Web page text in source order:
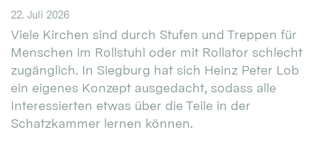
22. Juli 2026
Viele Kirchen sind durch Stufen und Treppen für
Menschen im Rollstuhl oder mit Rollator schlecht
zugänglich. In Siegburg hat sich Heinz Peter Lob
ein eigenes Konzept ausgedacht, sodass alle
Interessierten etwas über die Teile in der
Schatzkammer lernen können.